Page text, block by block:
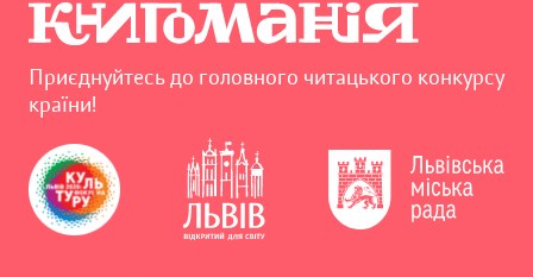
Приєднуйтесь до головного читацького конкурсу
країни!